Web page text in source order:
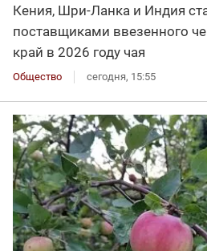
Кения, Шри-Ланка и Индия
поставщиками ввезенного
край в 2026 году чая
Общество сегодня, 15:55